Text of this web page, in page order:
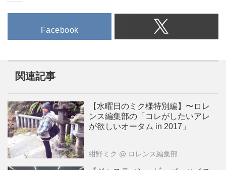
Facebook
関連記事
【水曜日のミク様特別編】〜ロレ
ンス編集部の「コレがしたいアレ
が欲しいオータム in 2017」
紺野ミク @ ロレンス編集部